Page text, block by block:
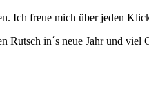
freue mich über jeden
Rutsch in´s neue Jahr und